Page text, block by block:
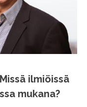
ilmiöissä
mukana?